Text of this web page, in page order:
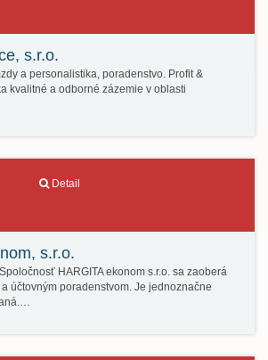
s.r.o.
a personalistika, poradenstvo. Profit &
kvalitné a odborné zázemie v oblasti
Detail
s.r.o.
HARGITA ekonom s.r.o. sa zaoberá
účtovným poradenstvom. Je jednoznačne